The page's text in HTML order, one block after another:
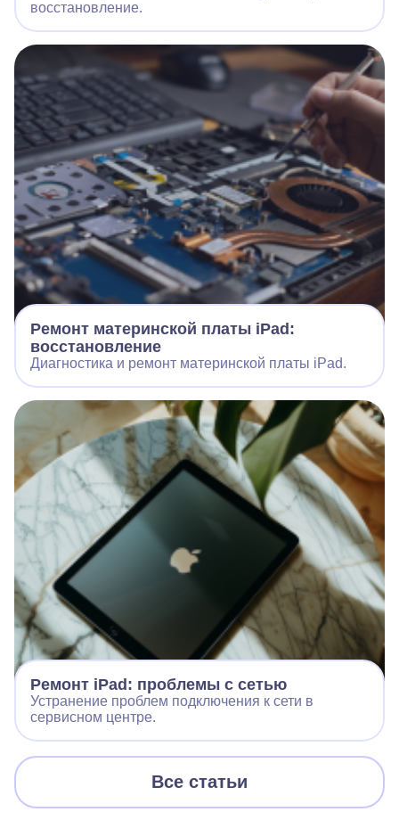
восстановление.
Ремонт материнской платы iPad:
восстановление
Диагностика и ремонт материнской платы iPad.
Ремонт iPad: проблемы с сетью
Устранение проблем подключения к сети в
сервисном центре.
Все статьи